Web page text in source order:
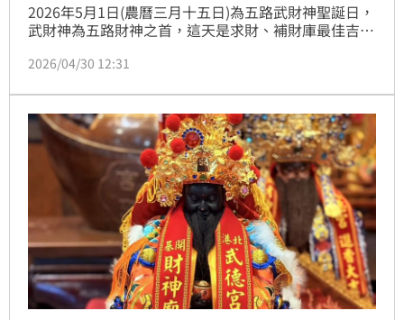
2026年5月1日(農曆三月十五日)為五路武財神聖誕日，
武財神為五路財神之首，這天是求財、補財庫最佳吉
民眾參考。(賴俊佑)
2026/04/30 12:31